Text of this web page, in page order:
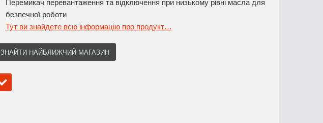
Перемикач перевантаження та відключення при низькому рівні масла для
безпечної роботи
Тут ви знайдете всю інформацію про продукт…
ЗНАЙТИ НАЙБЛИЖЧИЙ МАГАЗИН